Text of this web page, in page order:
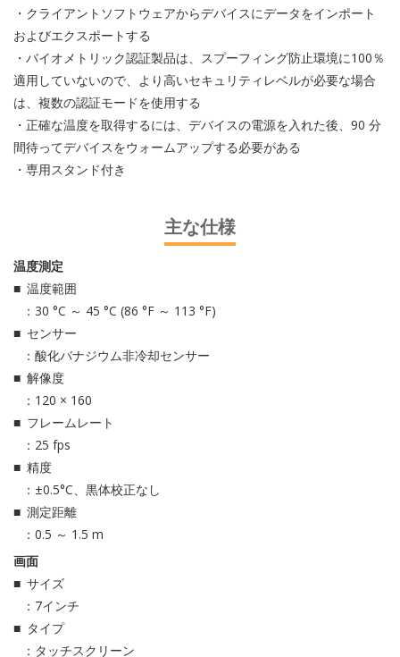
・クライアントソフトウェアからデバイスにデータをインポート
およびエクスポートする
・バイオメトリック認証製品は、スプーフィング防止環境に100％
適用していないので、より高いセキュリティレベルが必要な場合
は、複数の認証モードを使用する
・正確な温度を取得するには、デバイスの電源を入れた後、90 分
間待ってデバイスをウォームアップする必要がある
・専用スタンド付き
主な仕様
温度測定
温度範囲
：30 °C ～ 45 °C (86 °F ～ 113 °F)
センサー
：酸化バナジウム非冷却センサー
解像度
：120 × 160
フレームレート
：25 fps
精度
：±0.5°C、黒体校正なし
測定距離
：0.5 ～ 1.5 m
画面
サイズ
：7インチ
タイプ
：タッチスクリーン